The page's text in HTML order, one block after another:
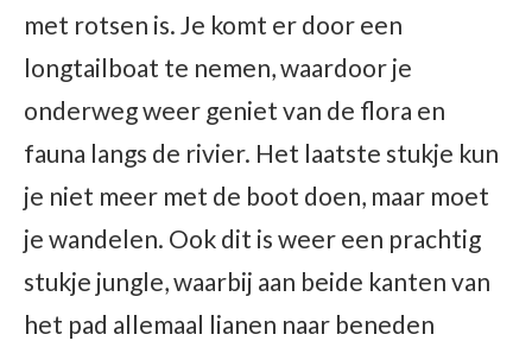
met rotsen is. Je komt er door een
longtailboat te nemen, waardoor je
onderweg weer geniet van de flora en
fauna langs de rivier. Het laatste stukje kun
je niet meer met de boot doen, maar moet
je wandelen. Ook dit is weer een prachtig
stukje jungle, waarbij aan beide kanten van
het pad allemaal lianen naar beneden